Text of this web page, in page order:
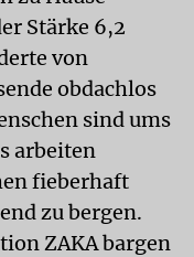
Stärke 6,2
von
obdachlos
sind ums
arbeiten
fieberhaft
zu bergen.
ZAKA bargen